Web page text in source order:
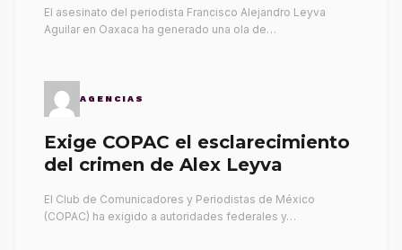
El asesinato del periodista Francisco Alejandro Leyva
Aguilar en Oaxaca ha generado una ola de…
AGENCIAS
Exige COPAC el esclarecimiento
del crimen de Alex Leyva
El Club de Comunicadores y Periodistas de México
(COPAC) ha exigido a autoridades federales y…